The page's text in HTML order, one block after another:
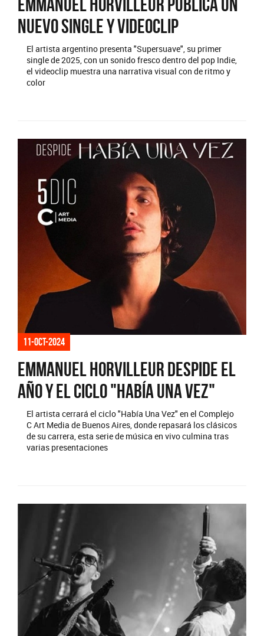
Emmanuel Horvilleur publica un
nuevo single y videoclip
El artista argentino presenta "Supersuave", su primer
single de 2025, con un sonido fresco dentro del pop Indie,
el videoclip muestra una narrativa visual con de ritmo y
color
11-oct-2024
Emmanuel Horvilleur despide el
año y el ciclo "Había Una Vez"
El artista cerrará el ciclo "Había Una Vez" en el Complejo
C Art Media de Buenos Aires, donde repasará los clásicos
de su carrera, esta serie de música en vivo culmina tras
varias presentaciones